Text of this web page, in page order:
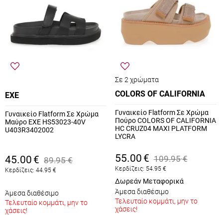
EXE
Γυναικείο Flatform Σε Χρώμα
Μαύρο EXE HS53023-40V
U403R3402002
45.00 € 89.95 €
Κερδίζεις: 44.95 €
Άμεσα διαθέσιμο
Τελευταίο κομμάτι, μην το
χάσεις!
Σε 2 χρώματα
COLORS OF CALIFORNIA
Γυναικείο Flatform Σε Χρώμα
Πούρο COLORS OF CALIFORNIA
HC CRUZ04 MAXI PLATFORM
LYCRA
55.00 € 109.95 €
Κερδίζεις: 54.95 €
Δωρεάν Μεταφορικά
Άμεσα διαθέσιμο
Τελευταίο κομμάτι, μην το
χάσεις!